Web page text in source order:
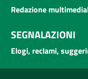
Redazione
SEGNALAZIONI
Elogi, reclami,